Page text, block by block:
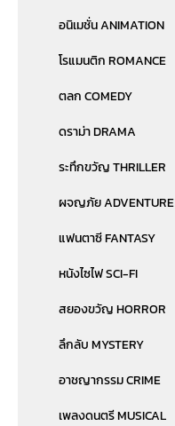
อนิเมชั่น ANIMATION
โรแมนติก ROMANCE
ตลก COMEDY
ดราม่า DRAMA
ระทึกขวัญ THRILLER
ผจญภัย ADVENTURE
แฟนตาซี FANTASY
หนังไซไฟ SCI-FI
สยองขวัญ HORROR
ลึกลับ MYSTERY
อาชญากรรม CRIME
เพลงดนตรี MUSICAL